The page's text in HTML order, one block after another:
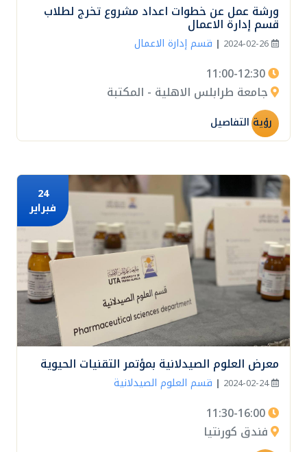
ورشة عمل عن خطوات اعداد مشروع تخرج لطلاب
قسم إدارة الاعمال
2024-02-26
| قسم إدارة الاعمال
11:00-12:30
جامعة طرابلس الاهلية - المكتبة
رؤية التفاصيل
24
فبراير
معرض العلوم الصيدلانية بمؤتمر التقنيات الحيوية
2024-02-24
| قسم العلوم الصيدلانية
11:30-16:00
فندق كورنتيا